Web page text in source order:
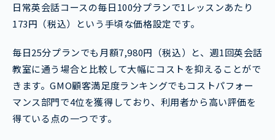
日常英会話コースの毎日100分プランで1レッスンあたり
173円（税込）という手頃な価格設定です。
毎日25分プランでも月額7,980円（税込）と、週1回英会話
教室に通う場合と比較して大幅にコストを抑えることがで
きます。GMO顧客満足度ランキングでもコストパフォー
マンス部門で4位を獲得しており、利用者から高い評価を
得ている点の一つです。